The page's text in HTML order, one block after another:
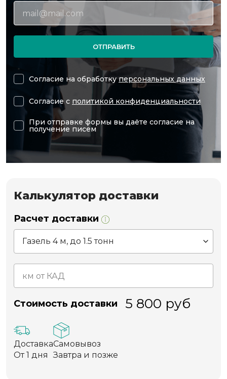
ОТПРАВИТЬ
Согласие на обработкуперсональных данных
Согласие с политикой конфиденциальности
При отправке формы вы даёте согласие на
получение писем
Калькулятор доставки
Расчет доставки
Стоимость доставки 5 800 руб
Доставка
От 1 дня
Самовывоз
Завтра и позже